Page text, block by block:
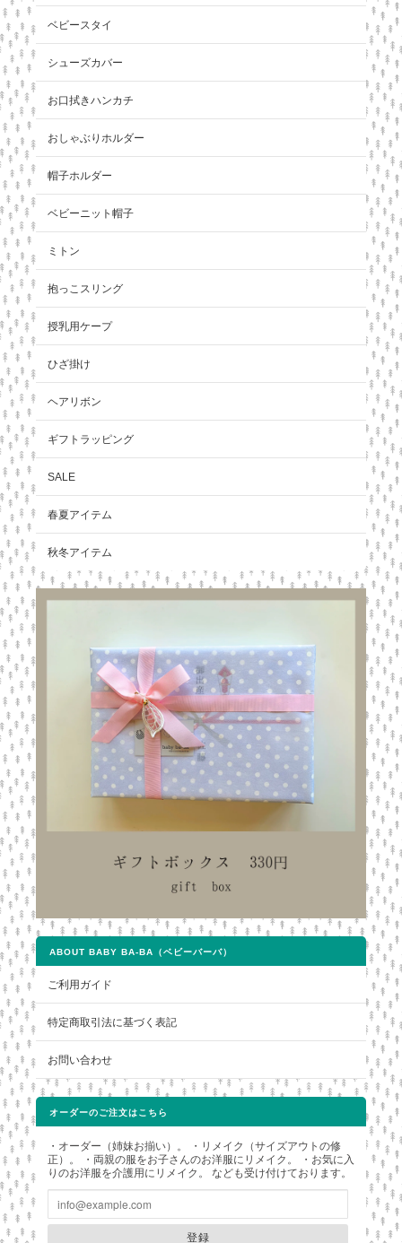
ベビースタイ
シューズカバー
お口拭きハンカチ
おしゃぶりホルダー
帽子ホルダー
ベビーニット帽子
ミトン
抱っこスリング
授乳用ケープ
ひざ掛け
ヘアリボン
ギフトラッピング
SALE
春夏アイテム
秋冬アイテム
ABOUT BABY BA-BA（ベビーバーバ）
ご利用ガイド
特定商取引法に基づく表記
お問い合わせ
オーダーのご注文はこちら
・オーダー（姉妹お揃い）。 ・リメイク（サイズアウトの修
正）。 ・両親の服をお子さんのお洋服にリメイク。 ・お気に入
りのお洋服を介護用にリメイク。 なども受け付けております。
登録